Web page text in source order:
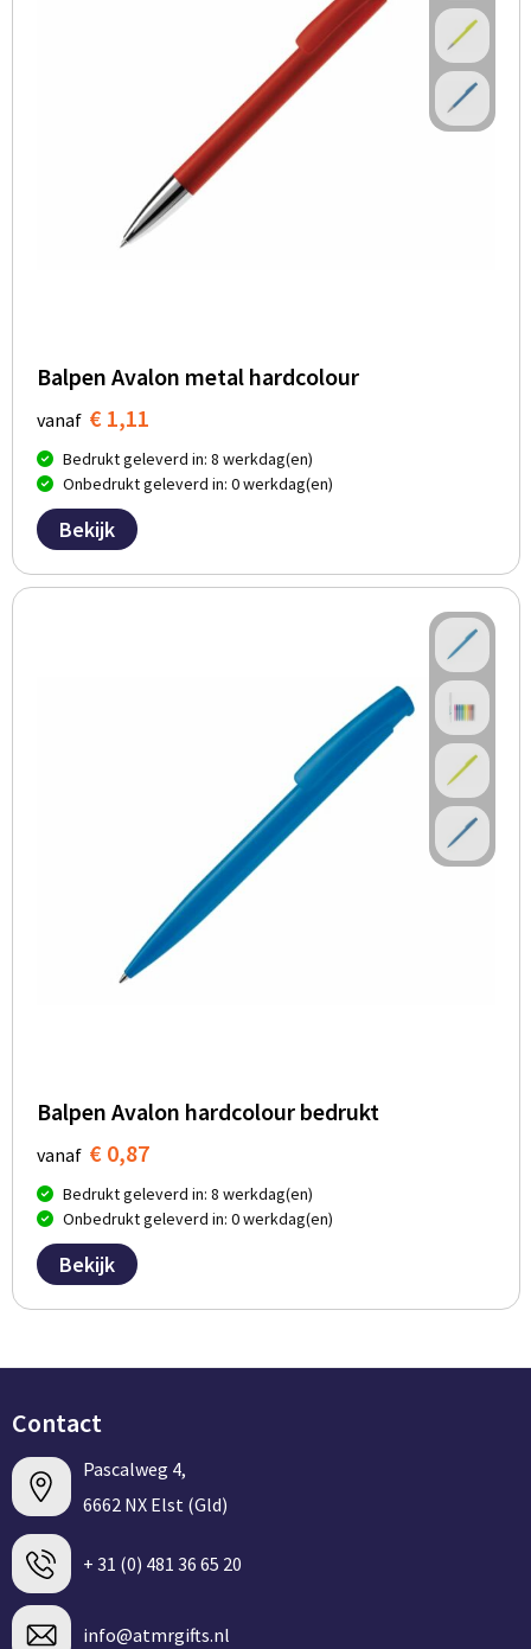
Balpen Avalon metal hardcolour
vanaf € 1,11
Bedrukt geleverd in: 8 werkdag(en)
Onbedrukt geleverd in: 0 werkdag(en)
Bekijk
Balpen Avalon hardcolour bedrukt
vanaf € 0,87
Bedrukt geleverd in: 8 werkdag(en)
Onbedrukt geleverd in: 0 werkdag(en)
Bekijk
Contact
Pascalweg 4,
6662 NX Elst (Gld)
+ 31 (0) 481 36 65 20
info@atmrgifts.nl